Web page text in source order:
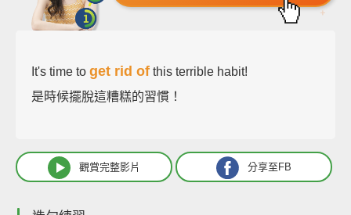
It's time to get rid of this terrible habit!
是時候擺脫這糟糕的習慣！
觀賞完整影片 分享至FB